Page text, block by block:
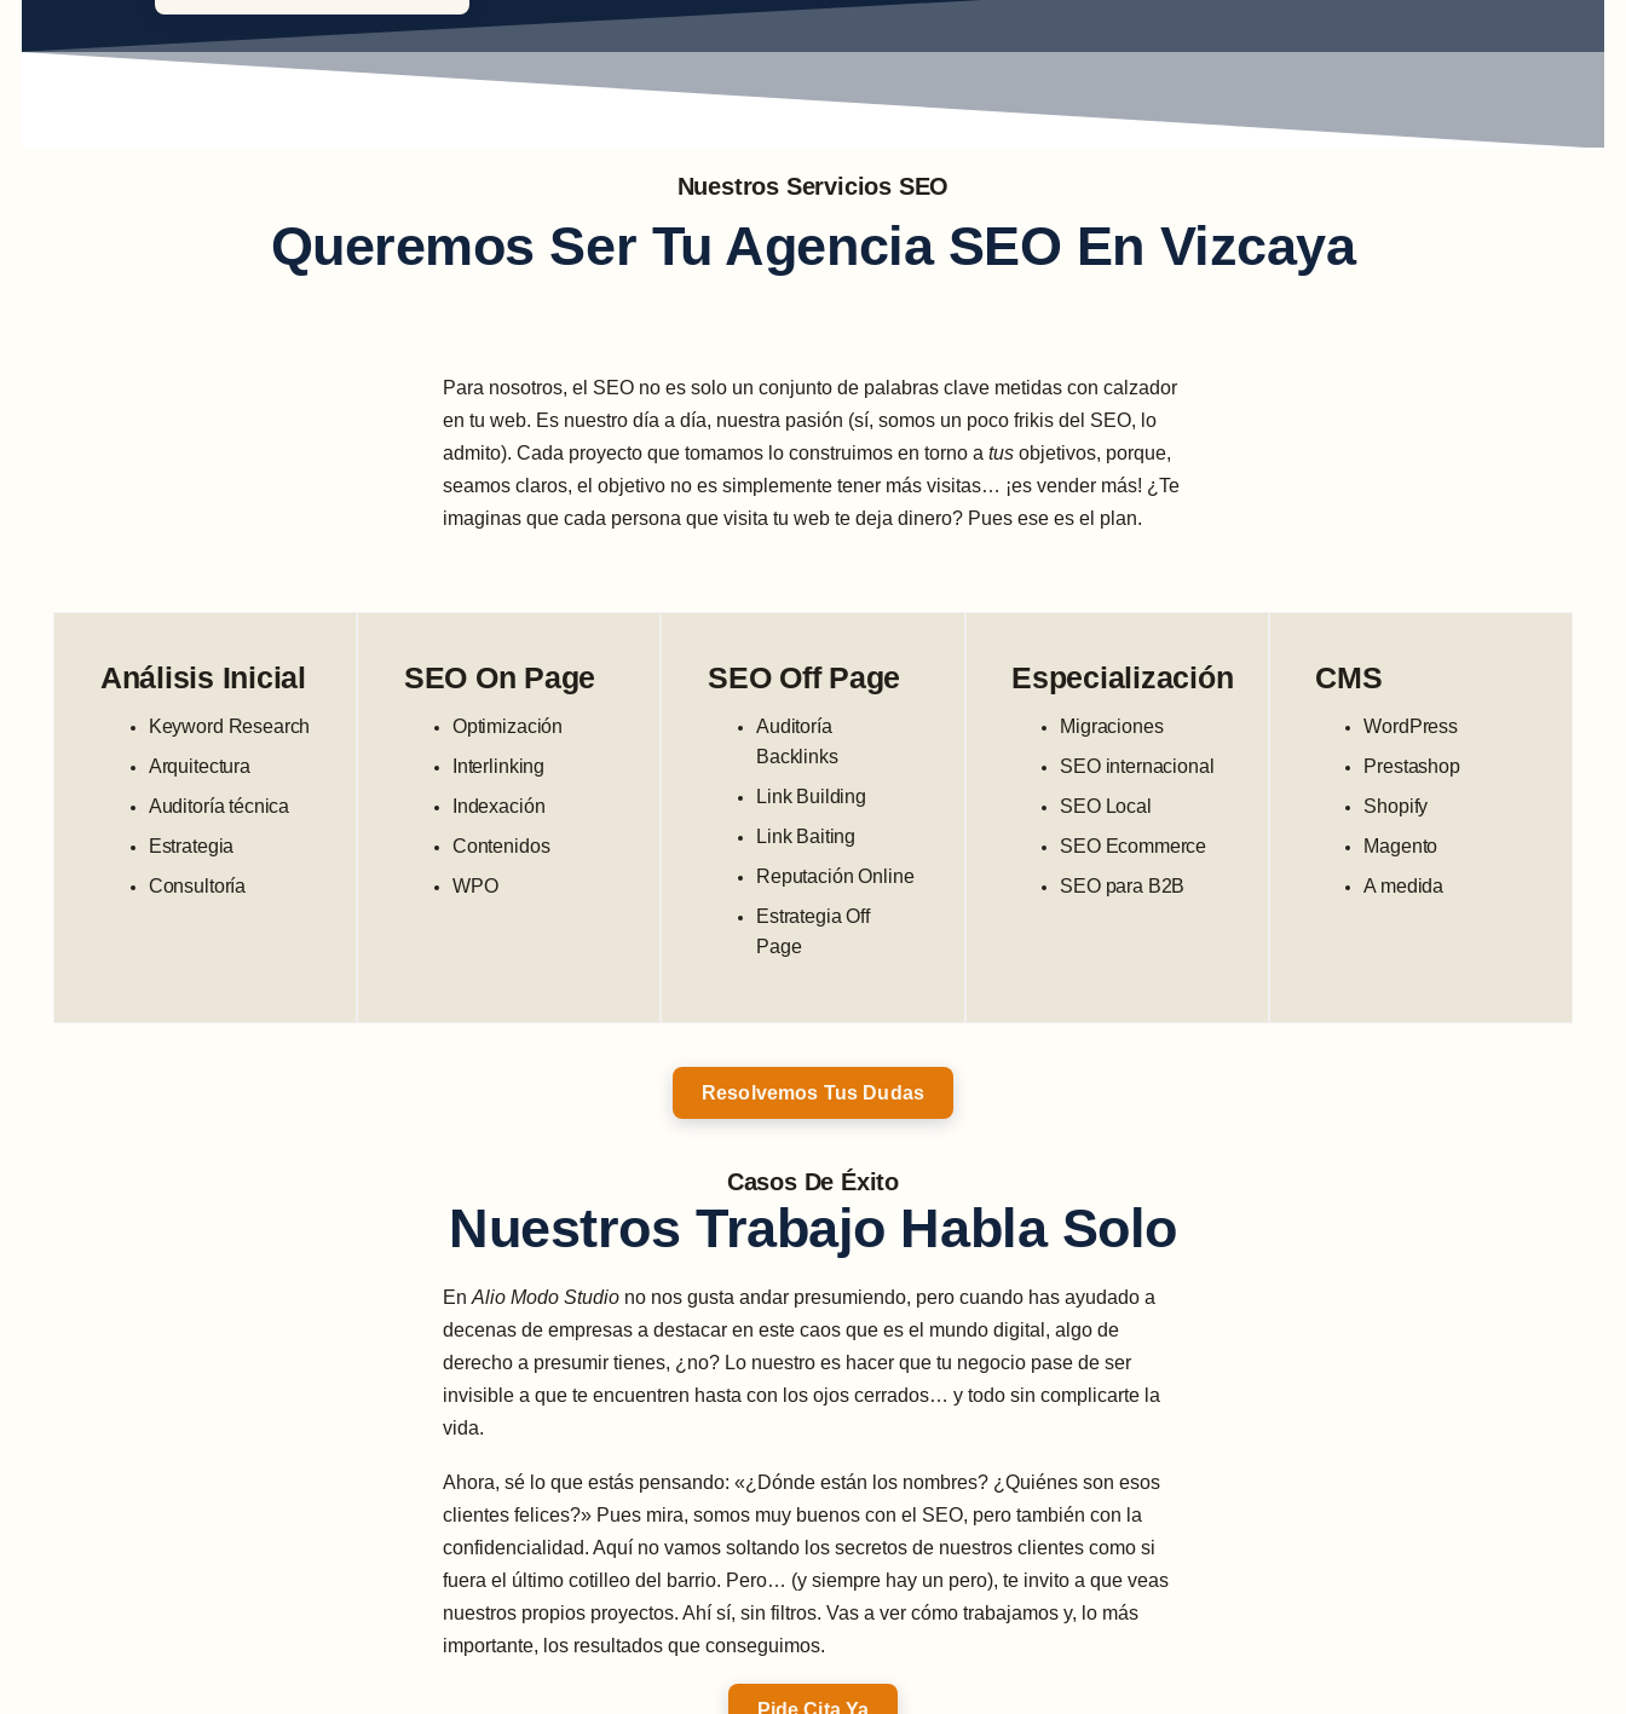
Nuestros Servicios SEO
Queremos Ser Tu Agencia SEO En Vizcaya
Para nosotros, el SEO no es solo un conjunto de palabras clave metidas con calzador
en tu web. Es nuestro día a día, nuestra pasión (sí, somos un poco frikis del SEO, lo
admito). Cada proyecto que tomamos lo construimos en torno a tus objetivos, porque,
seamos claros, el objetivo no es simplemente tener más visitas… ¡es vender más! ¿Te
imaginas que cada persona que visita tu web te deja dinero? Pues ese es el plan.
Análisis Inicial
Keyword Research
Arquitectura
Auditoría técnica
Estrategia
Consultoría
SEO On Page
Optimización
Interlinking
Indexación
Contenidos
WPO
SEO Off Page
Auditoría
Backlinks
Link Building
Link Baiting
Reputación Online
Estrategia Off
Page
Especialización
Migraciones
SEO internacional
SEO Local
SEO Ecommerce
SEO para B2B
CMS
WordPress
Prestashop
Shopify
Magento
A medida
Resolvemos Tus Dudas
Casos De Éxito
Nuestros Trabajo Habla Solo
En Alio Modo Studio no nos gusta andar presumiendo, pero cuando has ayudado a
decenas de empresas a destacar en este caos que es el mundo digital, algo de
derecho a presumir tienes, ¿no? Lo nuestro es hacer que tu negocio pase de ser
invisible a que te encuentren hasta con los ojos cerrados… y todo sin complicarte la
vida.
Ahora, sé lo que estás pensando: «¿Dónde están los nombres? ¿Quiénes son esos
clientes felices?» Pues mira, somos muy buenos con el SEO, pero también con la
confidencialidad. Aquí no vamos soltando los secretos de nuestros clientes como si
fuera el último cotilleo del barrio. Pero… (y siempre hay un pero), te invito a que veas
nuestros propios proyectos. Ahí sí, sin filtros. Vas a ver cómo trabajamos y, lo más
importante, los resultados que conseguimos.
Pide Cita Ya